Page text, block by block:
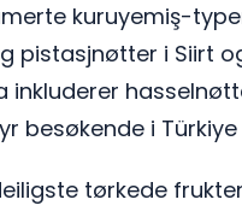
kuruyemiş-
pistasjnøtter i Siirt
inkluderer
besøkende i
tørkede